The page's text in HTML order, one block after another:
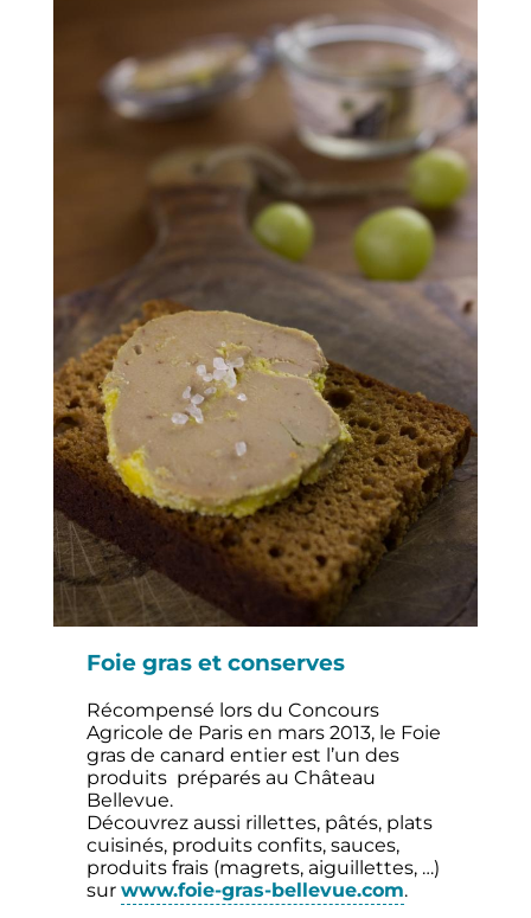
Foie gras et conserves
Récompensé lors du Concours
Agricole de Paris en mars 2013, le Foie
gras de canard entier est l’un des
produits préparés au Château
Bellevue.
Découvrez aussi rillettes, pâtés, plats
cuisinés, produits confits, sauces,
produits frais (magrets, aiguillettes, …)
surwww.foie-gras-bellevue.com.